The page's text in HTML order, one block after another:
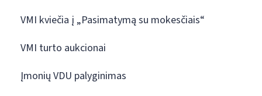
VMI kviečia į „Pasimatymą su mokesčiais“
VMI turto aukcionai
Įmonių VDU palyginimas